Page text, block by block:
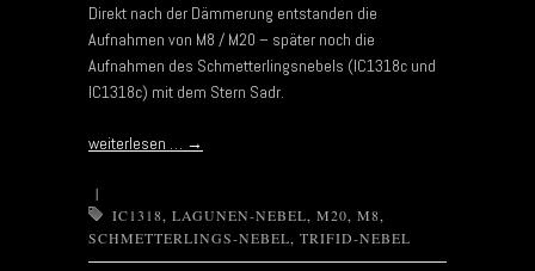
Direkt nach der Dämmerung entstanden die
Aufnahmen von M8 / M20 – später noch die
Aufnahmen des Schmetterlingsnebels (IC1318c und
IC1318c) mit dem Stern Sadr.
weiterlesen … →
|
IC1318, LAGUNEN-NEBEL, M20, M8,
SCHMETTERLINGS-NEBEL, TRIFID-NEBEL